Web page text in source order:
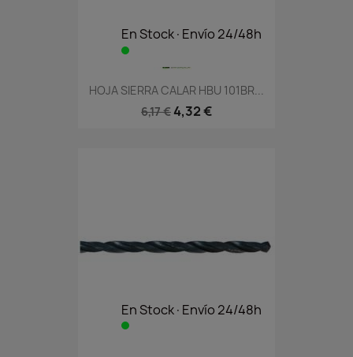
En Stock·Envío 24/48h
HOJA SIERRA CALAR HBU 101BR...
6,17 € 4,32 €
En Stock·Envío 24/48h